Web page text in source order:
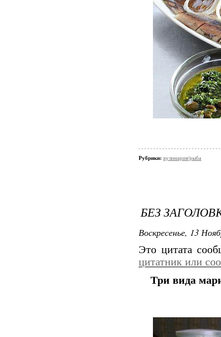
Рубрики: кулинария/рыба
БЕЗ
Воскресенье, 13
Это цитата
цитатник или
Три вида